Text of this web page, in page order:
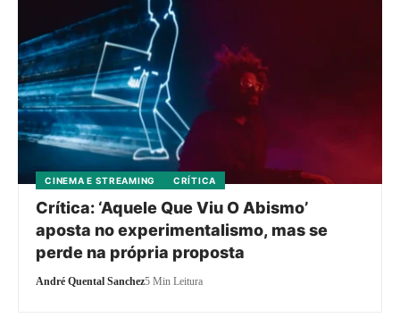
CINEMA E STREAMING CRÍTICA
Crítica: ‘Aquele Que Viu O Abismo’
aposta no experimentalismo, mas se
perde na própria proposta
André Quental Sanchez5 Min Leitura